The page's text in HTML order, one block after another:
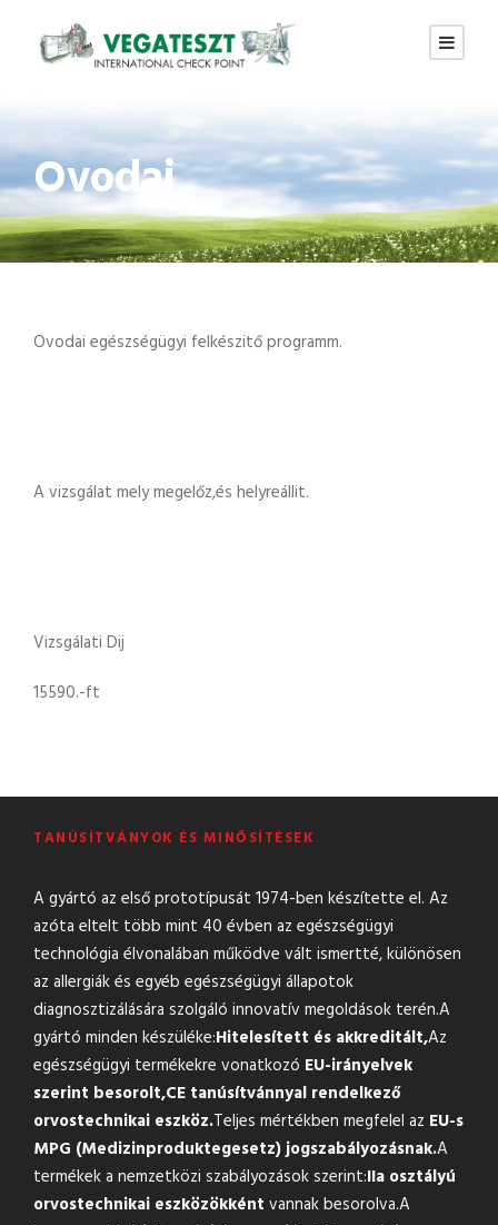
Ovodai
Ovodai egészségügyi felkészitő programm.
A vizsgálat mely megelőz,és helyreállit.
Vizsgálati Dij
15590.-ft
TANÚSÍTVÁNYOK ÉS MINŐSÍTÉSEK
A gyártó az első prototípusát 1974-ben készítette el. Az
azóta eltelt több mint 40 évben az egészségügyi
technológia élvonalában működve vált ismertté, különösen
az allergiák és egyéb egészségügyi állapotok
diagnosztizálására szolgáló innovatív megoldások terén.A
gyártó minden készüléke:Hitelesített és akkreditált,Az
egészségügyi termékekre vonatkozó EU-irányelvek
szerint besorolt,CE tanúsítvánnyal rendelkező
orvostechnikai eszköz.Teljes mértékben megfelel az EU-s
MPG (Medizinproduktegesetz) jogszabályozásnak.A
termékek a nemzetközi szabályozások szerint:IIa osztályú
orvostechnikai eszközökként vannak besorolva.A